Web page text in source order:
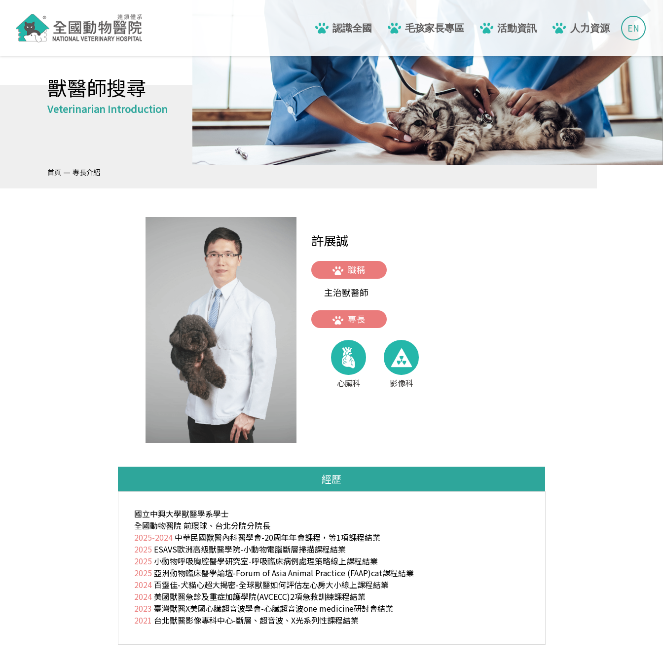
認識全國 毛孩家長專區 活動資訊 人力資源 EN
獸醫師搜尋
Veterinarian Introduction
首頁 — 專長介紹
許展誠
職稱
主治獸醫師
專長
心臟科 影像科
經歷
國立中興大學獸醫學系學士
全國動物醫院 前環球、台北分院分院長
2025-2024 中華民國獸醫內科醫學會-20周年年會課程，等1項課程結業
2025 ESAVS歐洲高級獸醫學院-小動物電腦斷層掃描課程結業
2025 小動物呼吸胸腔醫學研究室-呼吸臨床病例處理策略線上課程結業
2025 亞洲動物臨床醫學論壇-Forum of Asia Animal Practice (FAAP)cat課程結業
2024 百靈佳-犬貓心超大揭密-全球獸醫如何評估左心房大小線上課程結業
2024 美國獸醫急診及重症加護學院(AVCECC)2項急救訓練課程結業
2023 臺灣獸醫X美國心臟超音波學會-心臟超音波one medicine研討會結業
2021 台北獸醫影像專科中心-斷層、超音波、X光系列性課程結業